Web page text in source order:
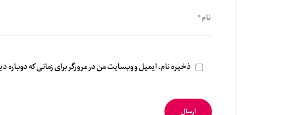
ذخیره نام، ایمیل و وبسایت من در مرورگر برای زمانی که